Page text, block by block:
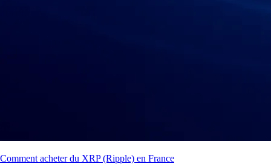
Comment acheter du XRP (Ripple) en France